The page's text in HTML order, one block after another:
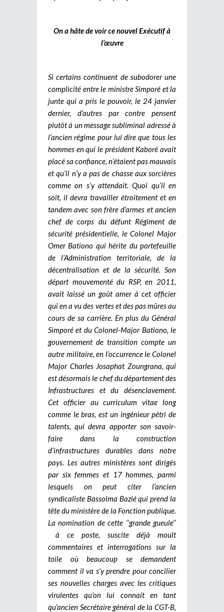
On a hâte de voir ce nouvel Exécutif à
l’œuvre
Si certains continuent de subodorer une
complicité entre le ministre Simporé et la
junte qui a pris le pouvoir, le 24 janvier
dernier, d’autres par contre pensent
plutôt à un message subliminal adressé à
l’ancien régime pour lui dire que tous les
hommes en qui le président Kaboré avait
placé sa confiance, n’étaient pas mauvais
et qu’il n’y a pas de chasse aux sorcières
comme on s’y attendait. Quoi qu’il en
soit, il devra travailler étroitement et en
tandem avec son frère d’armes et ancien
chef de corps du défunt Régiment de
sécurité présidentielle, le Colonel Major
Omer Bationo qui hérite du portefeuille
de l’Administration territoriale, de la
décentralisation et de la sécurité. Son
départ mouvementé du RSP, en 2011,
avait laissé un goût amer à cet officier
qui en a vu des vertes et des pas mûres au
cours de sa carrière. En plus du Général
Simporé et du Colonel-Major Bationo, le
gouvernement de transition compte un
autre militaire, en l’occurrence le Colonel
Major Charles Josaphat Zoungrana, qui
est désormais le chef du département des
Infrastructures et du désenclavement.
Cet officier au curriculum vitae long
comme le bras, est un ingénieur pétri de
talents, qui devra apporter son savoir-
faire dans la construction
d’infrastructures durables dans notre
pays. Les autres ministères sont dirigés
par six femmes et 17 hommes, parmi
lesquels on peut citer l’ancien
syndicaliste Bassolma Bazié qui prend la
tête du ministère de la Fonction publique.
La nomination de cette ‘’grande gueule’’
à ce poste, suscite déjà moult
commentaires et interrogations sur la
toile où beaucoup se demandent
comment il va s’y prendre pour concilier
ses nouvelles charges avec les critiques
virulentes qu’on lui connait en tant
qu’ancien Secrétaire général de la CGT-B,